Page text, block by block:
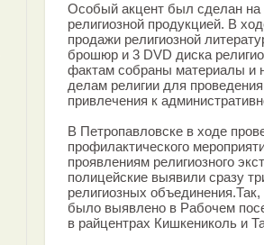
Особый акцент был сделан на
религиозной продукцией. В
продажи религиозной
брошюр и 3 DVD диска
фактам собраны материалы и
делам религии для
привлечения к
В Петропавловске в ходе
профилактического
проявлениям религиозного
полицейские выявили сразу
религиозных
было выявлено в Рабочем
в райцентрах Кишкениколь и